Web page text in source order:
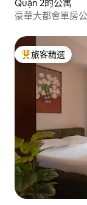
Quận 2的公寓
豪華大都會單房
旅客精選榜首
旅客精選